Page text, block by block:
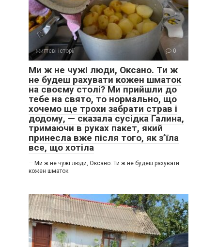
життєві історії 0
Ми ж не чужі люди, Оксано. Ти ж
не будеш рахувати кожен шматок
на своєму столі? Ми прийшли до
тебе на свято, то нормально, що
хочемо ще трохи забрати страв і
додому, — сказала сусідка Галина,
тримаючи в руках пакет, який
принесла вже після того, як з’їла
все, що хотіла
— Ми ж не чужі люди, Оксано. Ти ж не будеш рахувати
кожен шматок